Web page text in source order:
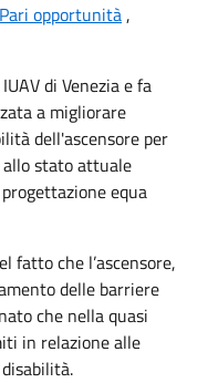
Pari opportunità,
di Venezia e fa
a migliorare
dell'ascensore per
stato attuale
equa
fatto che l’ascensore,
delle barriere
che nella quasi
in relazione alle